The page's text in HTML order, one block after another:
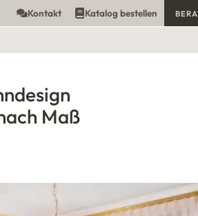
Maß
Kontakt Katalog bestellen
Klassische